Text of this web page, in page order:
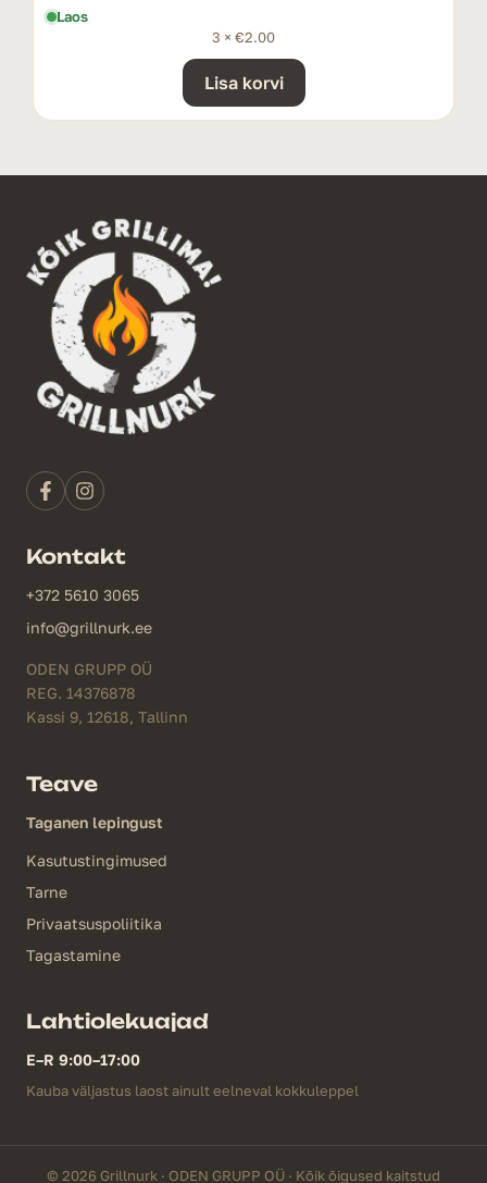
Laos
3 × €2.00
Lisa korvi
Kontakt
+372 5610 3065
info@grillnurk.ee
ODEN GRUPP OÜ
REG. 14376878
Kassi 9, 12618, Tallinn
Teave
Taganen lepingust
Kasutustingimused
Tarne
Privaatsuspoliitika
Tagastamine
Lahtiolekuajad
E–R 9:00–17:00
Kauba väljastus laost ainult eelneval kokkuleppel
© 2026 Grillnurk · ODEN GRUPP OÜ · Kõik õigused kaitstud